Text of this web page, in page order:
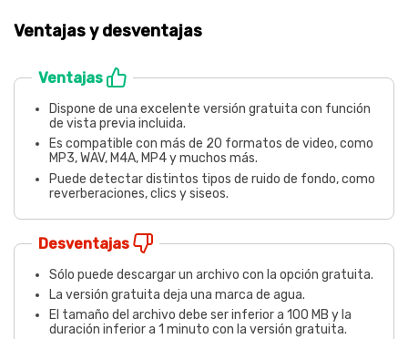
Ventajas y desventajas
Ventajas
Dispone de una excelente versión gratuita con función
de vista previa incluida.
Es compatible con más de 20 formatos de video, como
MP3, WAV, M4A, MP4 y muchos más.
Puede detectar distintos tipos de ruido de fondo, como
reverberaciones, clics y siseos.
Desventajas
Sólo puede descargar un archivo con la opción gratuita.
La versión gratuita deja una marca de agua.
El tamaño del archivo debe ser inferior a 100 MB y la
duración inferior a 1 minuto con la versión gratuita.